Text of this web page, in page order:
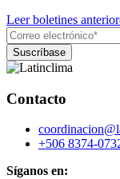
Leer boletines
Contacto
+506 8374-
Síganos en: